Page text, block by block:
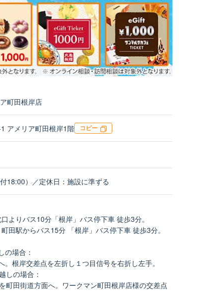
町田根岸店
アメリア町田根岸1階 コピー
18:00）／定休日：施設に準ずる
よりバス10分「根岸」バス停下車 徒歩3分。
田駅からバス15分 「根岸」バス停下車 徒歩3分。
の場合：
。根岸交差点を左折し１つ目信号を右折し左手。
しの場合：
町田街道方面へ。ワークマン町田根岸店様の交差点